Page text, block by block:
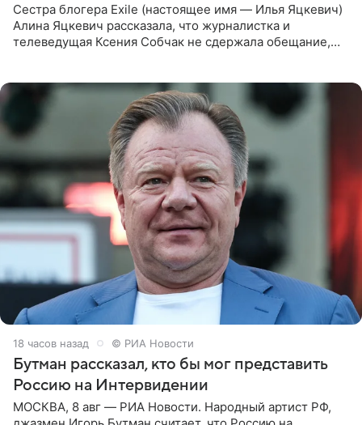
Сестра блогера Exile (настоящее имя — Илья Яцкевич)
Алина Яцкевич рассказала, что журналистка и
телеведущая Ксения Собчак не сдержала обещание,
18 часов назад © РИА Новости
Бутман рассказал, кто бы мог представить
Россию на Интервидении
МОСКВА, 8 авг — РИА Новости. Народный артист РФ,